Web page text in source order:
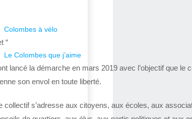
Colombes à vélo
“
Le Colombes que j’aime
lancé la démarche en mars 2019 avec l’objectif que le
son envol en toute liberté.
collectif s’adresse aux citoyens, aux écoles, aux